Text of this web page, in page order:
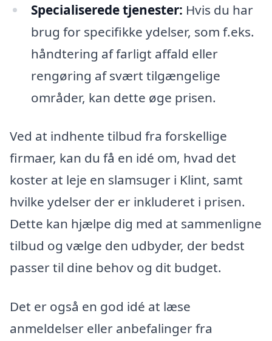
Specialiserede tjenester: Hvis du har
brug for specifikke ydelser, som f.eks.
håndtering af farligt affald eller
rengøring af svært tilgængelige
områder, kan dette øge prisen.
Ved at indhente tilbud fra forskellige
firmaer, kan du få en idé om, hvad det
koster at leje en slamsuger i Klint, samt
hvilke ydelser der er inkluderet i prisen.
Dette kan hjælpe dig med at sammenligne
tilbud og vælge den udbyder, der bedst
passer til dine behov og dit budget.
Det er også en god idé at læse
anmeldelser eller anbefalinger fra